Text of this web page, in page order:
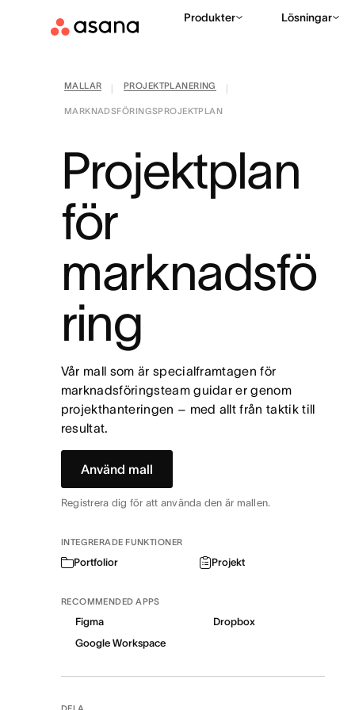
Produkter Lösningar
MALLAR PROJEKTPLANERING
MARKNADSFÖRINGSPROJEKTPLAN
Projektplan
för
marknadsfö
ring
Vår mall som är specialframtagen för
marknadsföringsteam guidar er genom
projekthanteringen – med allt från taktik till
resultat.
Använd mall
Registrera dig för att använda den är mallen.
INTEGRERADE FUNKTIONER
Portfolior Projekt
RECOMMENDED APPS
Figma
Dropbox
Google Workspace